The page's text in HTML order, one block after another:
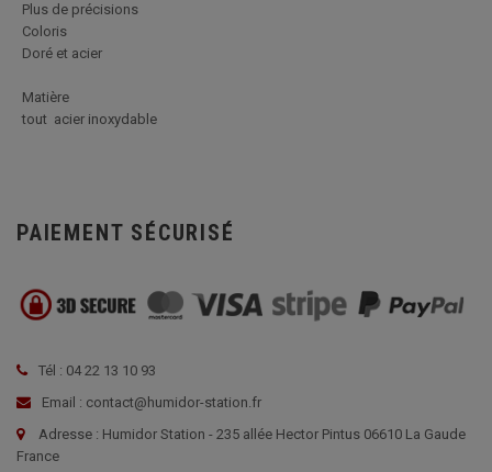
Plus de précisions
Coloris
Doré et acier
Matière
tout acier inoxydable
PAIEMENT SÉCURISÉ
Tél : 04 22 13 10 93
Email : contact@humidor-station.fr
Adresse : Humidor Station - 235 allée Hector Pintus 06610 La Gaude
France